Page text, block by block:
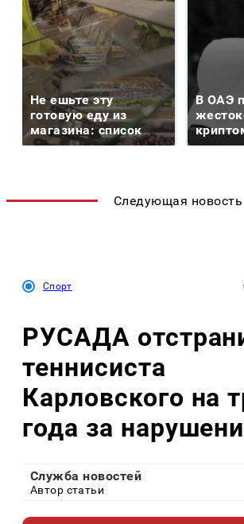
Не ешьте эту
готовую еду из
магазина: список
В ОАЭ
Следующая новость
Спорт
РУСАДА
теннисиста
Карловского на
года за
Служба новостей
Автор статьи